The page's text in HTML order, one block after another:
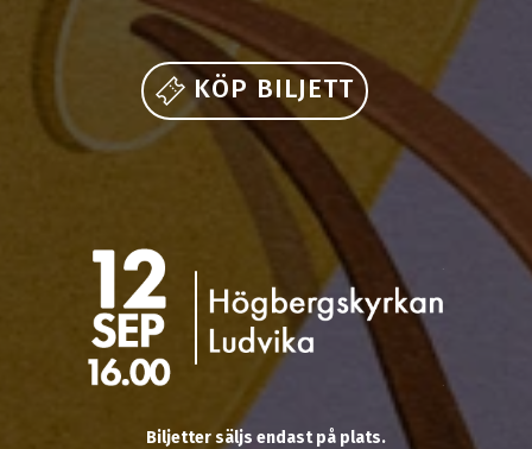
KÖP BILJETT
Biljetter säljs endast på plats.